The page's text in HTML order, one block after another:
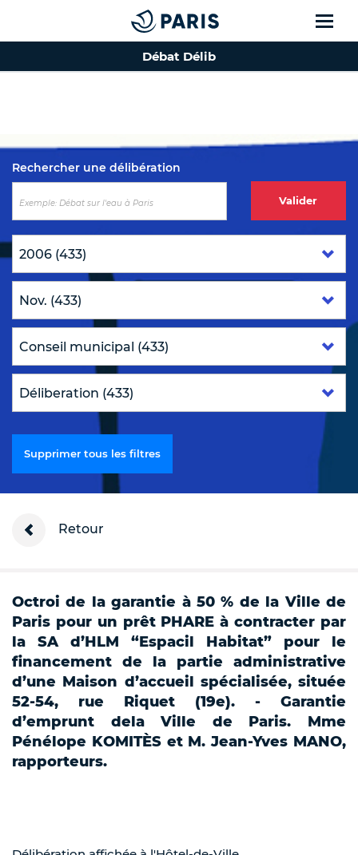
Top of the page
Débat Délib
Rechercher une délibération
Valider
Supprimer tous les filtres
Retour
Octroi de la garantie à 50 % de la Ville de
Paris pour un prêt PHARE à contracter par
la SA d’HLM “Espacil Habitat” pour le
financement de la partie administrative
d’une Maison d’accueil spécialisée, située
52-54, rue Riquet (19e). - Garantie
d’emprunt dela Ville de Paris. Mme
Pénélope KOMITÈS et M. Jean-Yves MANO,
rapporteurs.